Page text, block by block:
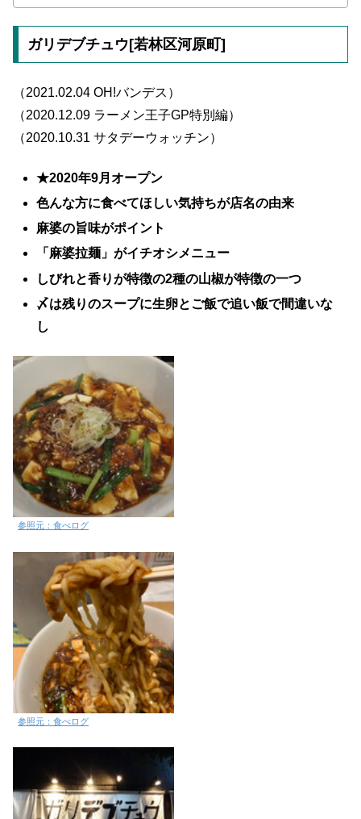
ガリデブチュウ[若林区河原町]
（2021.02.04 OH!バンデス）
（2020.12.09 ラーメン王子GP特別編）
（2020.10.31 サタデーウォッチン）
★2020年9月オープン
色んな方に食べてほしい気持ちが店名の由来
麻婆の旨味がポイント
「麻婆拉麺」がイチオシメニュー
しびれと香りが特徴の2種の山椒が特徴の一つ
〆は残りのスープに生卵とご飯で追い飯で間違いな
し
参照元：食べログ
参照元：食べログ